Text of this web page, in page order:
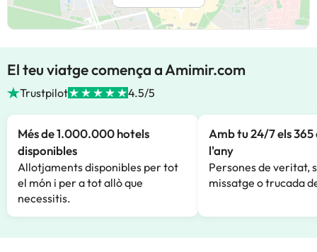
El teu viatge comença a Amimir.com
Trustpilot 4.5/5
Més de 1.000.000 hotels
disponibles
Allotjaments disponibles per tot
el món i per a tot allò que
necessitis.
Amb tu 24/7 els 365
l'any
Persones de veritat,
missatge o trucada